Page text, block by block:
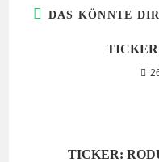
DAS KÖNNTE
TICKER
TICKER: